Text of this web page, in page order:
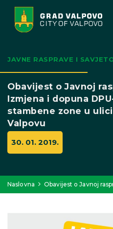
JAVNE RASPRAVE I
Obavijest o Javnoj
Izmjena i dopuna
stambene zone u
Valpovu
30. 01. 2019.
Naslovna Obavijest o Javnoj